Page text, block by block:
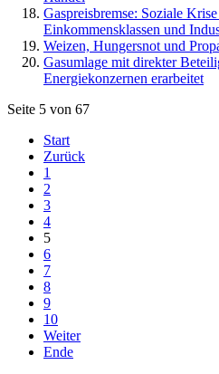
Gaspreisbremse: Soziale
Einkommensklassen und
Weizen, Hungersnot und
Gasumlage mit direkter
Energiekonzernen erarbeitet
Seite 5 von 67
Start
Zurück
1
2
3
4
5
6
7
8
9
10
Weiter
Ende